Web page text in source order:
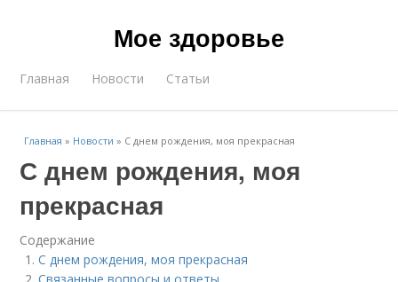
Мое здоровье
Главная Новости Статьи
Главная » Новости » С днем рождения, моя прекрасная
С днем рождения, моя
прекрасная
Содержание
С днем рождения, моя прекрасная